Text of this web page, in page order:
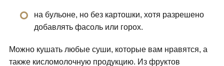
на бульоне, но без картошки, хотя разрешено
добавлять фасоль или горох.
Можно кушать любые суши, которые вам нравятся, а
также кисломолочную продукцию. Из фруктов